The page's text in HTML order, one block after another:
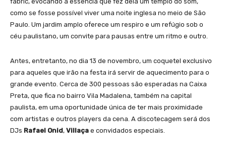
como se fosse possível viver uma noite inglesa no meio de São
Paulo. Um jardim amplo oferece um respiro e um refúgio sob o
céu paulistano, um convite para pausas entre um ritmo e outro.
Antes, entretanto, no dia 13 de novembro, um coquetel exclusivo
para aqueles que irão na festa irá servir de aquecimento para o
grande evento. Cerca de 300 pessoas são esperadas na Caixa
Preta, que fica no bairro Vila Madalena, também na capital
paulista, em uma oportunidade única de ter mais proximidade
com artistas e outros players da cena. A discotecagem será dos
DJs Rafael Onid, Villaça e convidados especiais.